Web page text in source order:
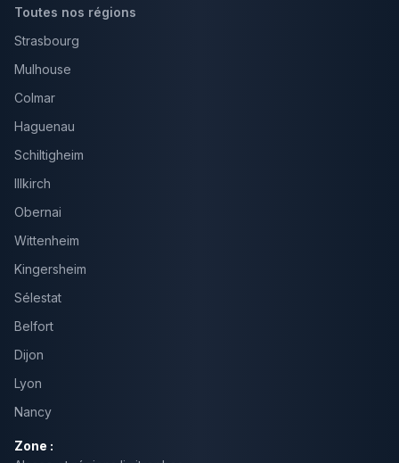
Toutes nos régions
Strasbourg
Mulhouse
Colmar
Haguenau
Schiltigheim
Illkirch
Obernai
Wittenheim
Kingersheim
Sélestat
Belfort
Dijon
Lyon
Nancy
Zone :